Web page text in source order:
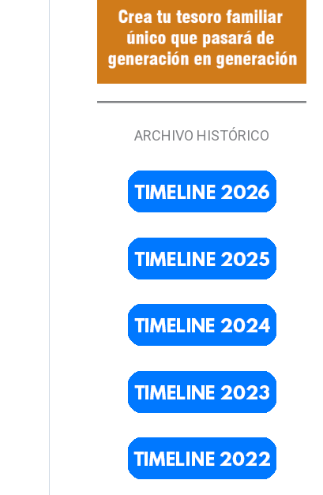
ARCHIVO HISTÓRICO